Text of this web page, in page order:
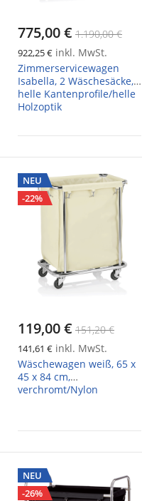
775,00 € 1.190,00 €
922,25 € inkl. MwSt.
Zimmerservicewagen
Isabella, 2 Wäschesäcke,
helle Kantenprofile/helle
Holzoptik
NEU
-22%
119,00 € 151,20 €
141,61 € inkl. MwSt.
Wäschewagen weiß, 65 x
45 x 84 cm,
verchromt/Nylon
NEU
-26%